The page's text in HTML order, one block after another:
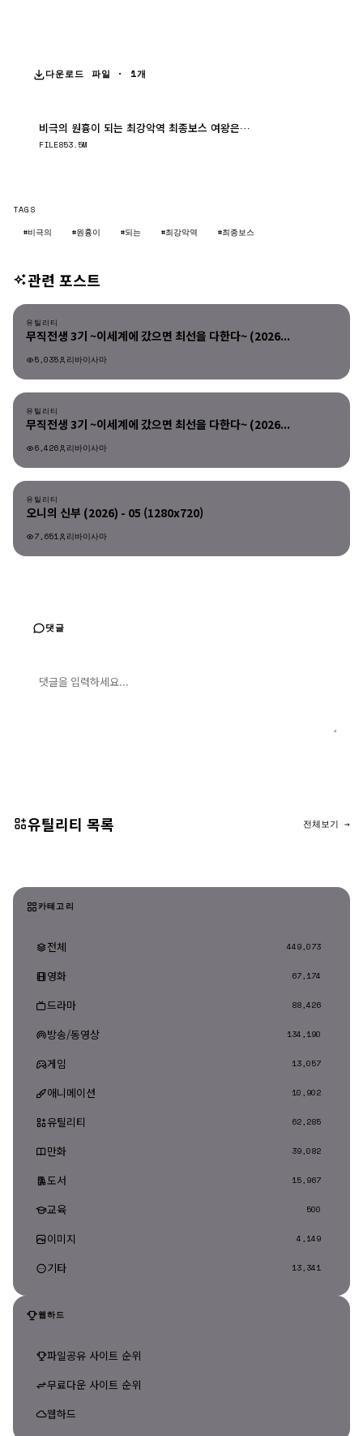
다운로드 파일 · 1개
비극의 원흉이 되는 최강악역 최종보스 여왕은 국민을 위해 헌신합니다 2..
FILE853.5M
TAGS
#비극의
#원흉이 #되는 #최강악역 #최종보스
관련 포스트
유틸리티
유틸리티
무직전생 3기 ~이세계에 갔으면 최선을 다한다~ (2026...
5,035 리바이사마
유틸리티
유틸리티
무직전생 3기 ~이세계에 갔으면 최선을 다한다~ (2026...
6,426 리바이사마
유틸리티
유틸리티
오니의 신부 (2026) - 05 (1280x720)
7,651 리바이사마
댓글
유틸리티 목록 전체보기 →
카테고리
전체 449,073
영화 67,174
드라마 88,426
방송/동영상 134,190
게임 13,057
애니메이션 10,902
유틸리티 62,285
만화 39,082
도서 15,967
교육 500
이미지 4,149
기타 13,341
웹하드
파일공유 사이트 순위
무료다운 사이트 순위
웹하드